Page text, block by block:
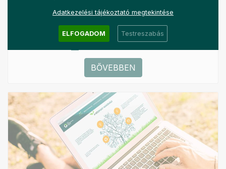
találkozhatnak az ide látogatók.
BŐVEBBEN
Adatkezelési tájékoztató megtekintése
ELFOGADOM Testreszabás